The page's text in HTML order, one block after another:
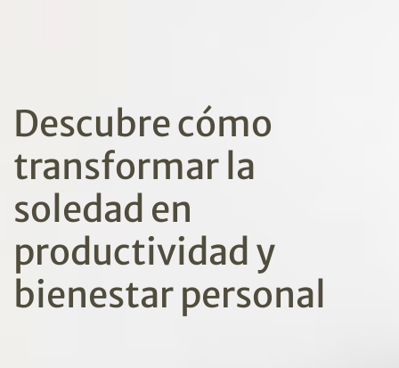
Descubre cómo
transformar la
soledad en
productividad y
bienestar personal